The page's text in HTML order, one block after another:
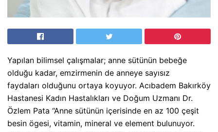
Yapılan bilimsel çalışmalar; anne sütünün bebeğe
olduğu kadar, emzirmenin de anneye sayısız
faydaları olduğunu ortaya koyuyor. Acıbadem Bakırköy
Hastanesi Kadın Hastalıkları ve Doğum Uzmanı Dr.
Özlem Pata “Anne sütünün içerisinde en az 100 çeşit
besin ögesi, vitamin, mineral ve element bulunuyor.